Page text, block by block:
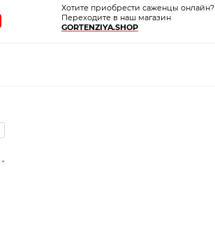
Хотите приобрести саженцы онлайн?
Переходите в наш магазин
GORTENZIYA.SHOP